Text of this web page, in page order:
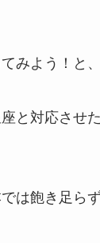
みよう！と
と対応させ
は飽き足ら